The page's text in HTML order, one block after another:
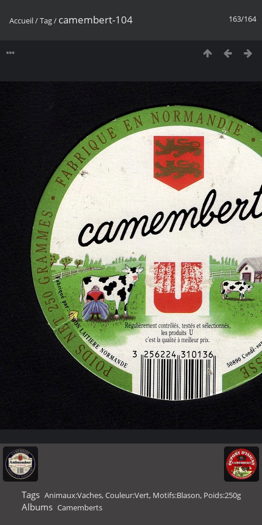
163/164
Accueil/Tag/ camembert-104
Tags Animaux:Vaches,Couleur:Vert, Motifs:Blason, Poids:250g
Albums Camemberts